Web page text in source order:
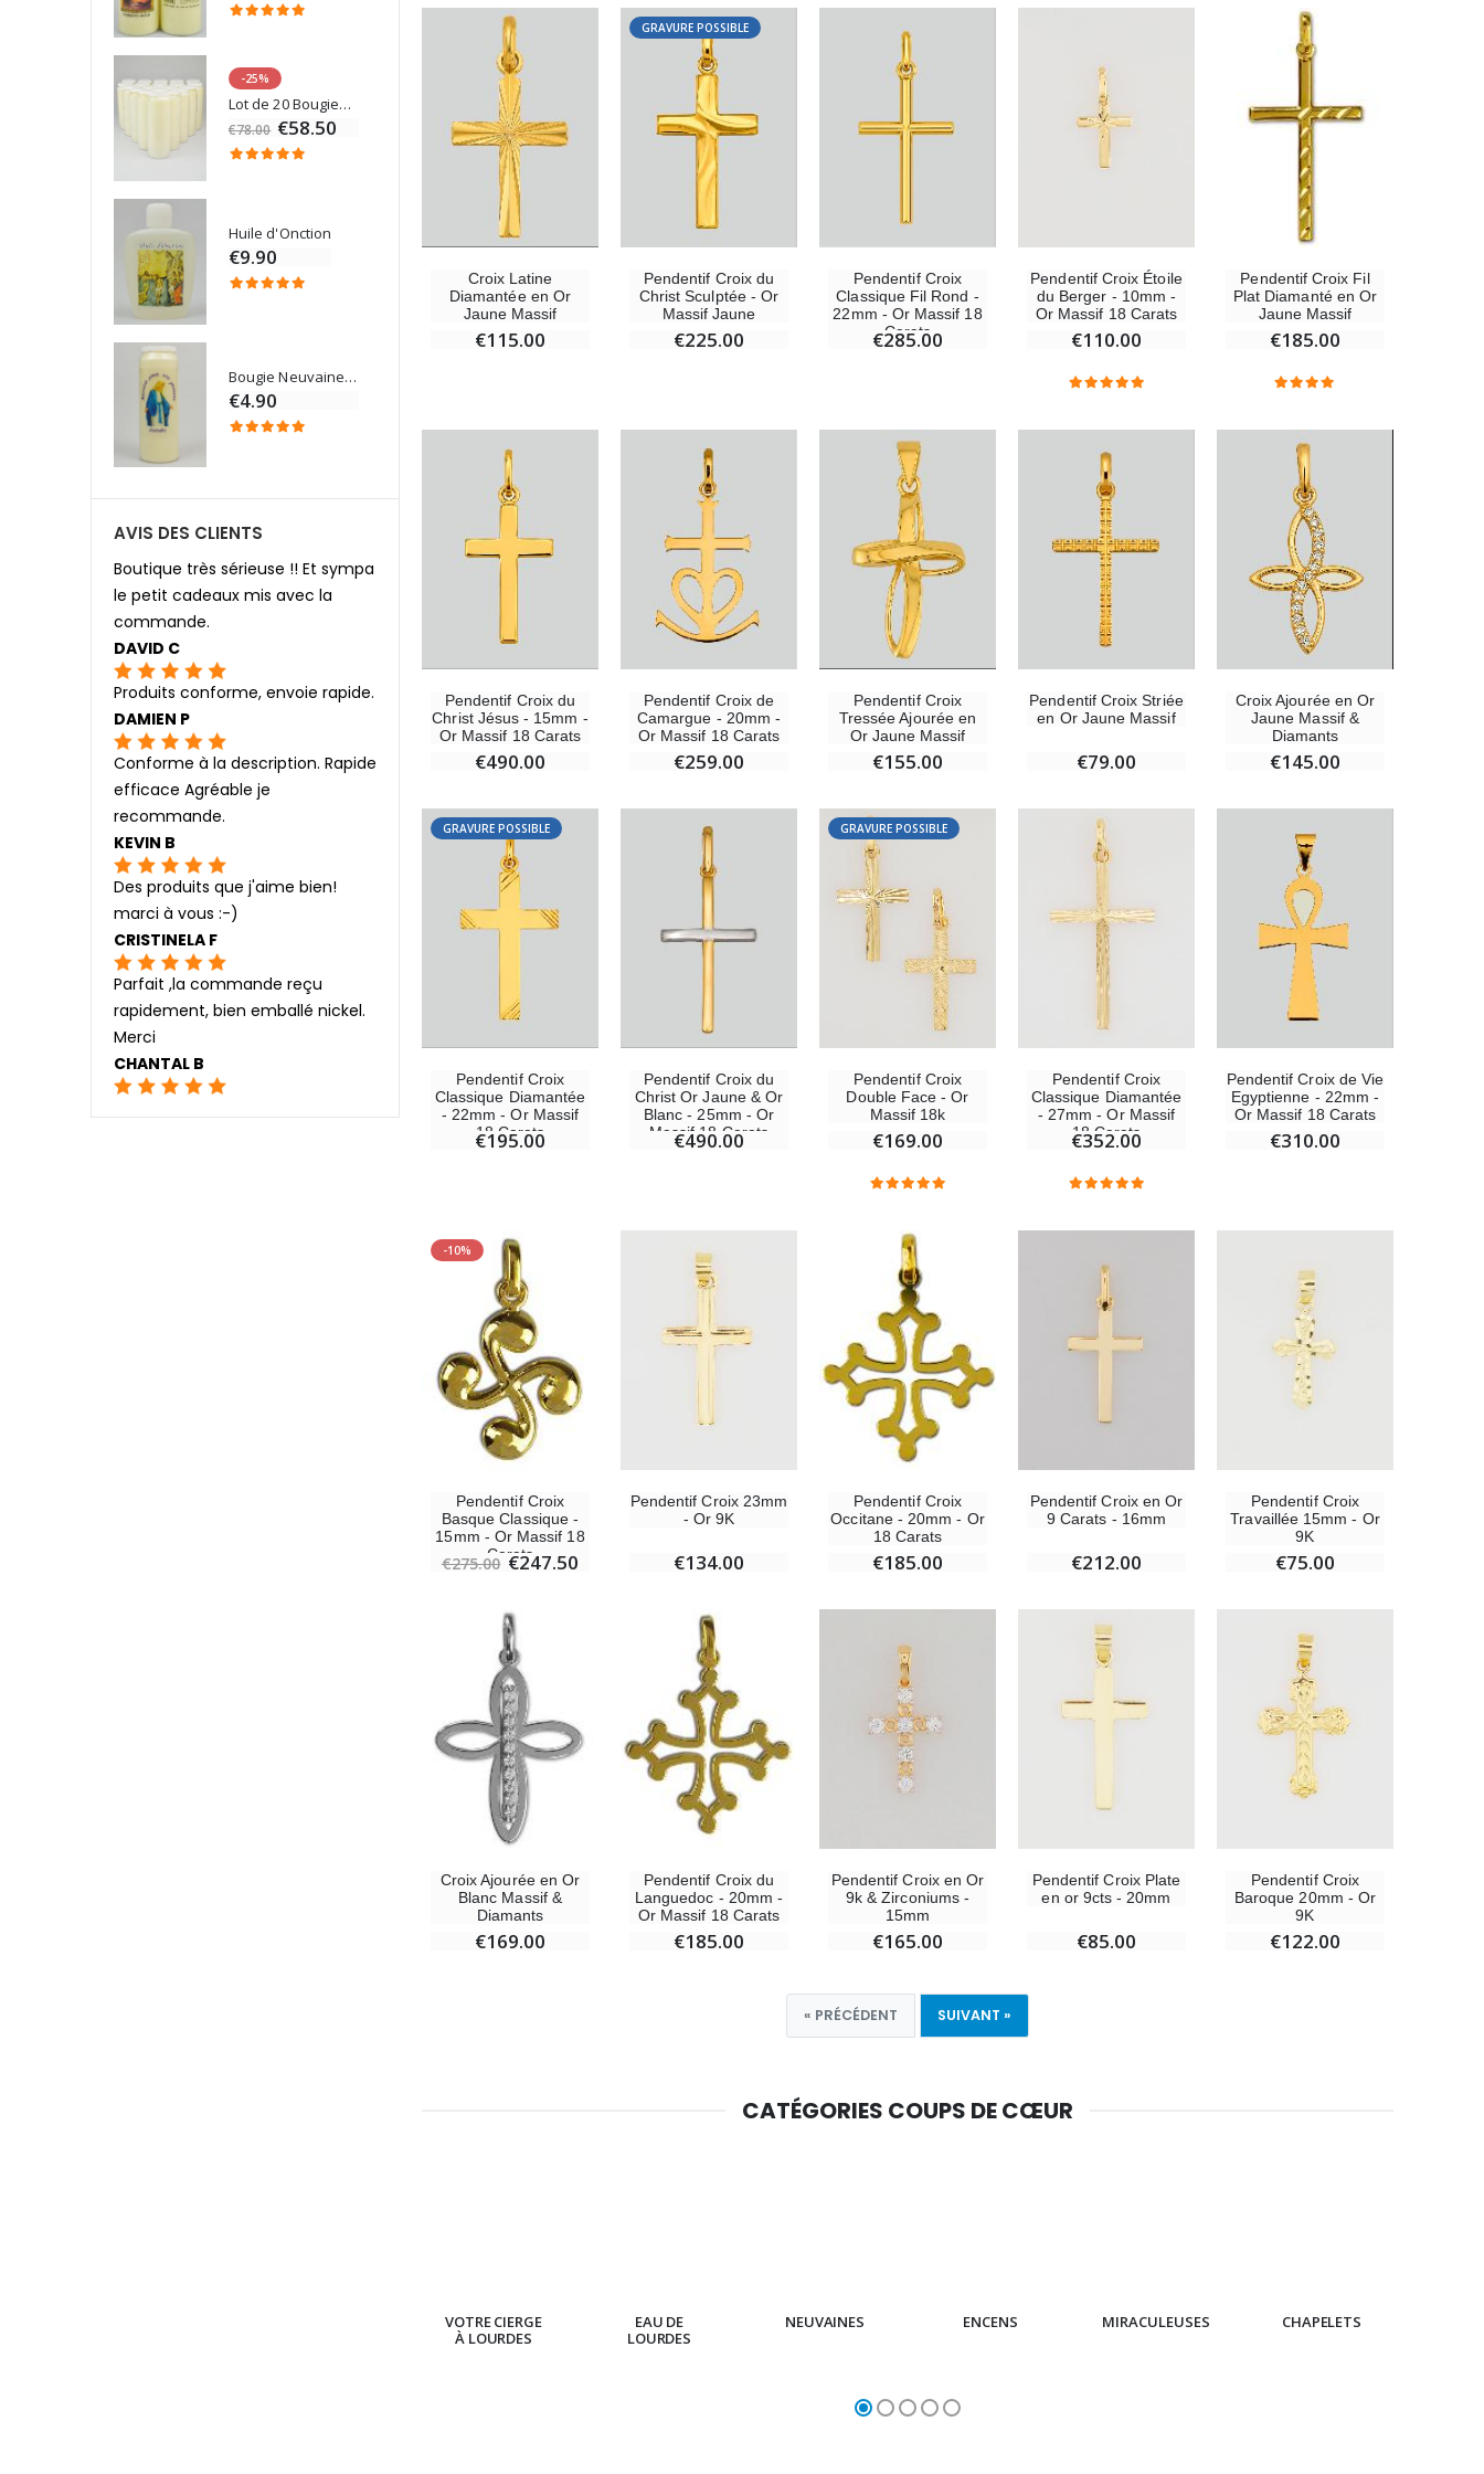
Croix Latine
Diamantée en Or
Jaune Massif
€115.00
GRAVURE POSSIBLE
Pendentif Croix du
Christ Sculptée - Or
Massif Jaune
€225.00
Pendentif Croix
Classique Fil Rond -
22mm - Or Massif 18
Carats
€285.00
Pendentif Croix Étoile
du Berger - 10mm -
Or Massif 18 Carats
€110.00
Pendentif Croix Fil
Plat Diamanté en Or
Jaune Massif
€185.00
Pendentif Croix du
Christ Jésus - 15mm -
Or Massif 18 Carats
€490.00
Pendentif Croix de
Camargue - 20mm -
Or Massif 18 Carats
€259.00
Pendentif Croix
Tressée Ajourée en
Or Jaune Massif
€155.00
Pendentif Croix Striée
en Or Jaune Massif
€79.00
Croix Ajourée en Or
Jaune Massif &
Diamants
€145.00
GRAVURE POSSIBLE
Pendentif Croix
Classique Diamantée
- 22mm - Or Massif
18 Carats
€195.00
Pendentif Croix du
Christ Or Jaune & Or
Blanc - 25mm - Or
Massif 18 Carats
€490.00
GRAVURE POSSIBLE
Pendentif Croix
Double Face - Or
Massif 18k
€169.00
Pendentif Croix
Classique Diamantée
- 27mm - Or Massif
18 Carats
€352.00
Pendentif Croix de Vie
Egyptienne - 22mm -
Or Massif 18 Carats
€310.00
-10%
Pendentif Croix
Basque Classique -
15mm - Or Massif 18
Carats
€275.00 €247.50
Pendentif Croix 23mm
- Or 9K
€134.00
Pendentif Croix
Occitane - 20mm - Or
18 Carats
€185.00
Pendentif Croix en Or
9 Carats - 16mm
€212.00
Pendentif Croix
Travaillée 15mm - Or
9K
€75.00
Croix Ajourée en Or
Blanc Massif &
Diamants
€169.00
Pendentif Croix du
Languedoc - 20mm -
Or Massif 18 Carats
€185.00
Pendentif Croix en Or
9k & Zirconiums -
15mm
€165.00
Pendentif Croix Plate
en or 9cts - 20mm
€85.00
Pendentif Croix
Baroque 20mm - Or
9K
€122.00
« PRÉCÉDENT SUIVANT »
CATÉGORIES COUPS DE CŒUR
VOTRE CIERGE
À LOURDES
EAU DE
LOURDES
NEUVAINES ENCENS MIRACULEUSES CHAPELETS
-25%
Lot de 20 Bougies de Neuvaine Blanches
€78.00 €58.50
Huile d'Onction
€9.90
Bougie Neuvaine pour une Guérison - 17.5cm
€4.90
€2.50
€58.50
Huile d'Onction
€2.50
AVIS DES CLIENTS
Boutique très sérieuse !! Et sympa
le petit cadeaux mis avec la
commande.
DAVID C
Produits conforme, envoie rapide.
DAMIEN P
Conforme à la description. Rapide
efficace Agréable je
recommande.
KEVIN B
Des produits que j'aime bien!
marci à vous :-)
CRISTINELA F
Parfait ,la commande reçu
rapidement, bien emballé nickel.
Merci
CHANTAL B